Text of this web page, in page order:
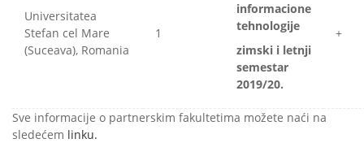
Universitatea
Stefan cel Mare
(Suceava), Romania
1
informacione
tehnologije
zimski i letnji
semestar
2019/20.
+
Sve informacije o partnerskim fakultetima možete naći na
sledećem linku.